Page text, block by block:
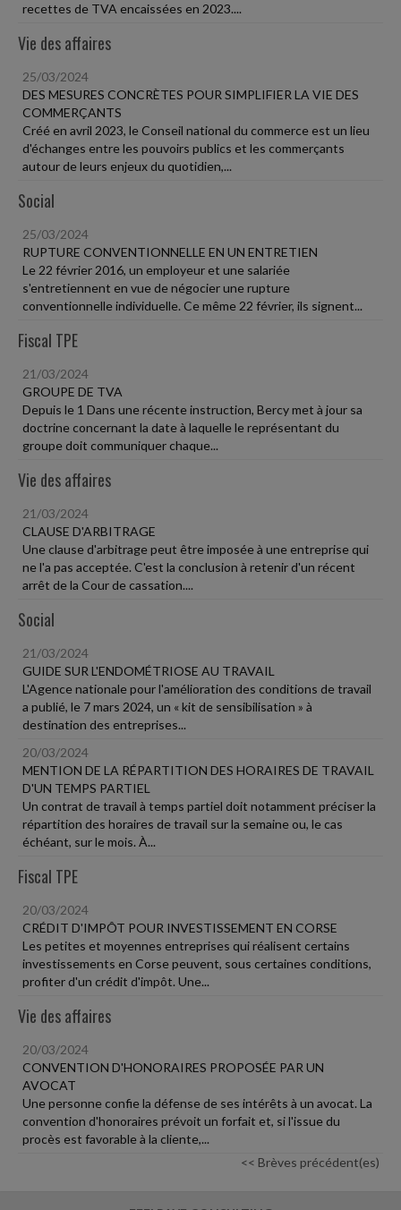
recettes de TVA encaissées en 2023....
Vie des affaires
25/03/2024
DES MESURES CONCRÈTES POUR SIMPLIFIER LA VIE DES
COMMERÇANTS
Créé en avril 2023, le Conseil national du commerce est un lieu
d'échanges entre les pouvoirs publics et les commerçants
autour de leurs enjeux du quotidien,...
Social
25/03/2024
RUPTURE CONVENTIONNELLE EN UN ENTRETIEN
Le 22 février 2016, un employeur et une salariée
s'entretiennent en vue de négocier une rupture
conventionnelle individuelle. Ce même 22 février, ils signent...
Fiscal TPE
21/03/2024
GROUPE DE TVA
Depuis le 1 Dans une récente instruction, Bercy met à jour sa
doctrine concernant la date à laquelle le représentant du
groupe doit communiquer chaque...
Vie des affaires
21/03/2024
CLAUSE D'ARBITRAGE
Une clause d'arbitrage peut être imposée à une entreprise qui
ne l'a pas acceptée. C'est la conclusion à retenir d'un récent
arrêt de la Cour de cassation....
Social
21/03/2024
GUIDE SUR L'ENDOMÉTRIOSE AU TRAVAIL
L'Agence nationale pour l'amélioration des conditions de travail
a publié, le 7 mars 2024, un « kit de sensibilisation » à
destination des entreprises...
20/03/2024
MENTION DE LA RÉPARTITION DES HORAIRES DE TRAVAIL
D'UN TEMPS PARTIEL
Un contrat de travail à temps partiel doit notamment préciser la
répartition des horaires de travail sur la semaine ou, le cas
échéant, sur le mois. À...
Fiscal TPE
20/03/2024
CRÉDIT D'IMPÔT POUR INVESTISSEMENT EN CORSE
Les petites et moyennes entreprises qui réalisent certains
investissements en Corse peuvent, sous certaines conditions,
profiter d'un crédit d'impôt. Une...
Vie des affaires
20/03/2024
CONVENTION D'HONORAIRES PROPOSÉE PAR UN
AVOCAT
Une personne confie la défense de ses intérêts à un avocat. La
convention d'honoraires prévoit un forfait et, si l'issue du
procès est favorable à la cliente,...
<< Brèves précédent(es)